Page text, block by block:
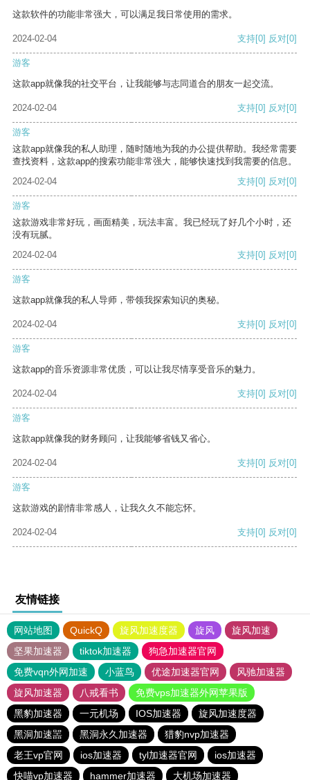
这款软件的功能非常强大，可以满足我日常使用的需求。
2024-02-04 支持[0] 反对[0]
游客
这款app就像我的社交平台，让我能够与志同道合的朋友一起交流。
2024-02-04 支持[0] 反对[0]
游客
这款app就像我的私人助理，随时随地为我的办公提供帮助。我经常需要
查找资料，这款app的搜索功能非常强大，能够快速找到我需要的信息。
2024-02-04
支持[0] 反对[0]
游客
这款游戏非常好玩，画面精美，玩法丰富。我已经玩了好几个小时，还
没有玩腻。
2024-02-04
支持[0] 反对[0]
游客
这款app就像我的私人导师，带领我探索知识的奥秘。
2024-02-04 支持[0] 反对[0]
游客
这款app的音乐资源非常优质，可以让我尽情享受音乐的魅力。
2024-02-04 支持[0] 反对[0]
游客
这款app就像我的财务顾问，让我能够省钱又省心。
2024-02-04 支持[0] 反对[0]
游客
这款游戏的剧情非常感人，让我久久不能忘怀。
2024-02-04 支持[0] 反对[0]
友情链接
网站地图 QuickQ 旋风加速度器 旋风
旋风加速
坚果加速器
tiktok加速器
狗急加速器官网
免费vqn外网加速
小蓝鸟 优途加速器官网
风驰加速器
旋风加速器
八戒看书
免费vps加速器外网苹果版
黑豹加速器
一元机场 IOS加速器
旋风加速度器
黑洞加速噐
黑洞永久加速器
猎豹nvp加速器
老王vp官网
ios加速器 tyl加速器官网
ios加速器
快喵vp加速器
hammer加速器 大机场加速器